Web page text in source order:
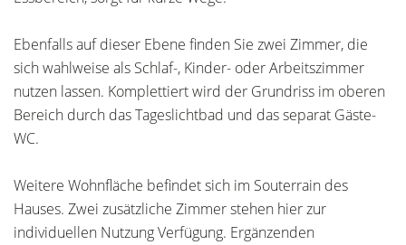
Ebenfalls auf dieser Ebene finden Sie zwei Zimmer, die
sich wahlweise als Schlaf-, Kinder- oder Arbeitszimmer
nutzen lassen. Komplettiert wird der Grundriss im oberen
Bereich durch das Tageslichtbad und das separat Gäste-
WC.
Weitere Wohnfläche befindet sich im Souterrain des
Hauses. Zwei zusätzliche Zimmer stehen hier zur
individuellen Nutzung Verfügung. Ergänzenden